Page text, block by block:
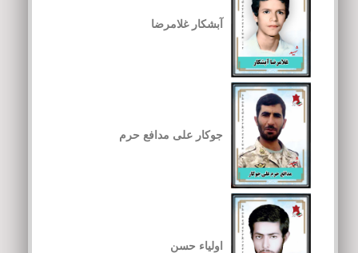
آبشکار غلامرضا
جوکار علی مدافع حرم
اولیاء حسن